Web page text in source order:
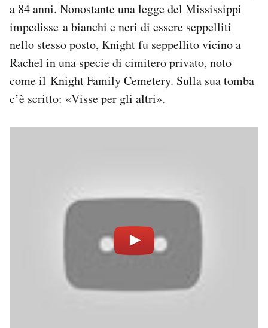
a 84 anni. Nonostante una legge del Mississippi
impedisse a bianchi e neri di essere seppelliti
nello stesso posto, Knight fu seppellito vicino a
Rachel in una specie di cimitero privato, noto
come il Knight Family Cemetery. Sulla sua tomba
c’è scritto: «Visse per gli altri».